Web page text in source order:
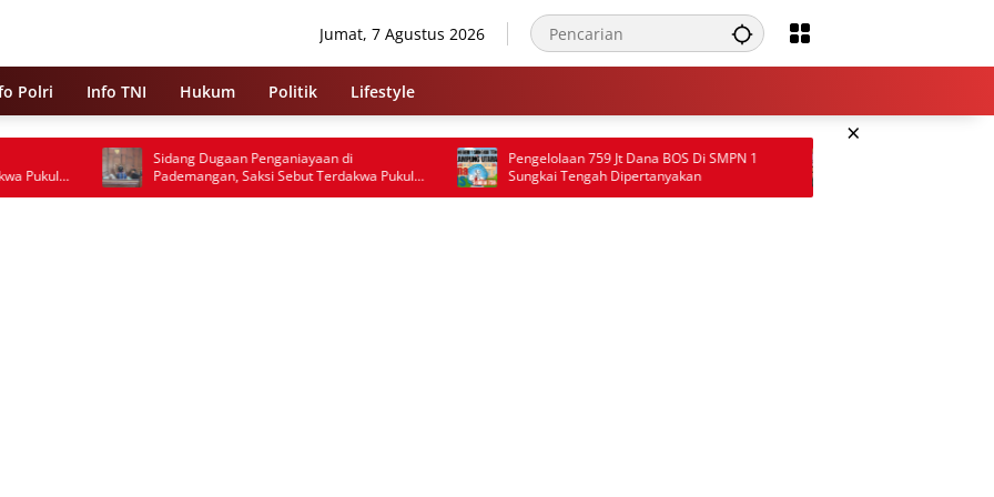
Jumat, 7 Agustus 2026
Polri Info TNI Hukum Politik Lifestyle
×
Sidang Dugaan Penganiayaan di
Pademangan, Saksi Sebut Terdakwa Pukul
Korban Empat Kali
Pengelolaan 759 Jt Dana BOS Di SMPN 1
Sungkai Tengah Dipertanyakan
Bupati Sarolangun Kukuhkan Pengurus
Bhayangkara 2026–2031, Perkuat
Karakter Generasi Muda